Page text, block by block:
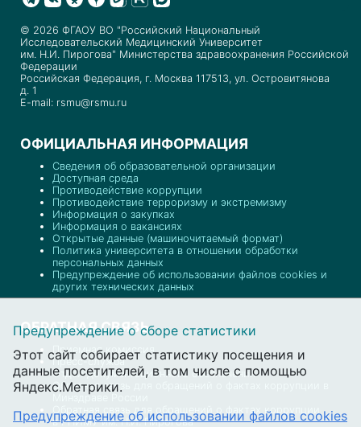
© 2026 ФГАОУ ВО "Российский Национальный
Исследовательский Медицинский Университет
им. Н.И. Пирогова" Министерства здравоохранения Российской
Федерации
Российская Федерация, г. Москва 117513, ул. Островитянова
д. 1
E-mail: rsmu@rsmu.ru
ОФИЦИАЛЬНАЯ ИНФОРМАЦИЯ
Сведения об образовательной организации
Доступная среда
Противодействие коррупции
Противодействие терроризму и экстремизму
Информация о закупках
Информация о вакансиях
Открытые данные (машиночитаемый формат)
Политика университета в отношении обработки
персональных данных
Предупреждение об использовании файлов cookies и
других технических данных
ОБРАТНАЯ СВЯЗЬ
Приемная комиссия
Пресс-служба
Отдел документационного обеспечения
Обратная связь для обращений о фактах коррупции в
Минздраве России
Обратная связь для обращений о фактах коррупции
в РНИМУ им. Н.И. Пирогова
Предупреждение о сборе статистики
Этот сайт собирает статистику посещения и
данные посетителей, в том числе с помощью
Яндекс.Метрики.
Предупреждение об использовании файлов cookies